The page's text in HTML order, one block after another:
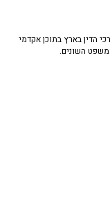
הדין בארץ בתוכן אקדמי
השונים.